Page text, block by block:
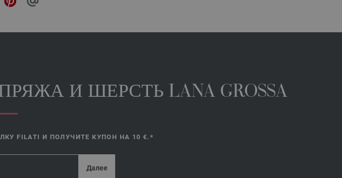
И ШЕРСТЬ LANA GROSSA
FILATI И ПОЛУЧИТЕ КУПОН НА 10 €.*